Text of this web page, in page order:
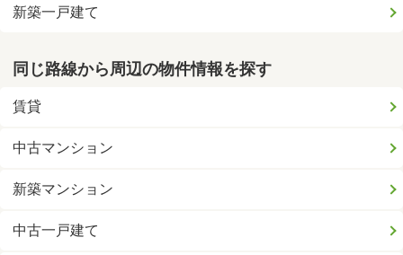
新築一戸建て
同じ路線から周辺の物件情報を探す
賃貸
中古マンション
新築マンション
中古一戸建て